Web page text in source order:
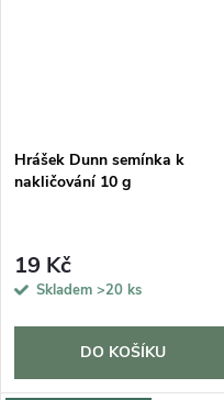
Hrášek Dunn semínka k
nakličování 10 g
19 Kč
Skladem >20 ks
DO KOŠÍKU